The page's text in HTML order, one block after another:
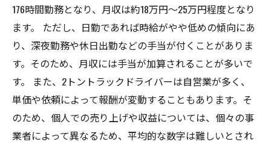
176時間勤務となり、月収は約18万円〜25万円程度となり
ます。 ただし、日勤であれば時給がやや低めの傾向にあ
り、深夜勤務や休日出勤などの手当が付くことがありま
す。そのため、月収には手当が加算されることが多いで
す。 また、2トントラックドライバーは自営業が多く、
単価や依頼によって報酬が変動することもあります。そ
のため、個人での売り上げや収益については、個々の事
業者によって異なるため、平均的な数字は難しいとされ